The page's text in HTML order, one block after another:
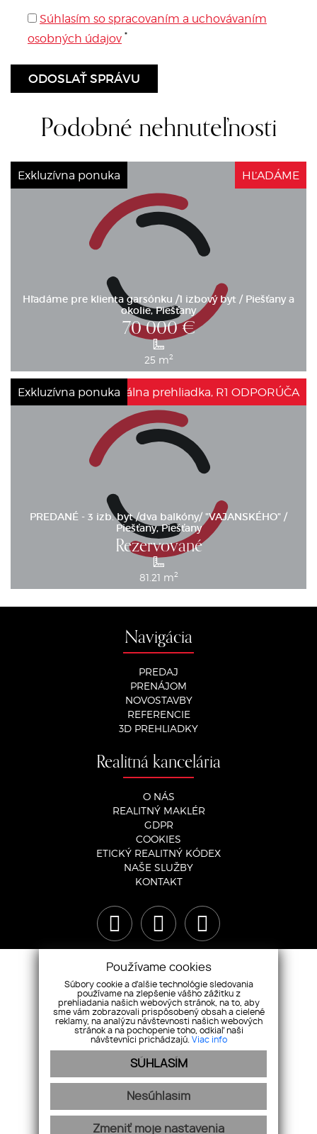
Súhlasím so spracovaním a uchovávaním
osobných údajov *
Podobné nehnuteľnosti
Exkluzívna ponuka
Hľadáme pre klienta garsónku /1 izbový byt / Piešťany a
okolie, Piešťany
70 000€
25 m2
HĽADÁME
Exkluzívna ponuka
PREDANÉ - 3 izb. byt /dva balkóny/ "VAJANSKÉHO" /
Piešťany, Piešťany
Rezervované
81.21 m2
Virtuálna prehliadka, R1 ODPORÚČA
Navigácia
PREDAJ
PRENÁJOM
NOVOSTAVBY
REFERENCIE
3D PREHLIADKY
Realitná kancelária
O NÁS
REALITNÝ MAKLÉR
GDPR
COOKIES
ETICKÝ REALITNÝ KÓDEX
NAŠE SLUŽBY
KONTAKT
+421 948 119 119| info@r1reality.sk
webdesign| webex.digital
Používame cookies
Súbory cookie a ďalšie technológie sledovania
používame na zlepšenie vášho zážitku z
prehliadania našich webových stránok, na to, aby
sme vám zobrazovali prispôsobený obsah a cielené
reklamy, na analýzu návštevnosti našich webových
stránok a na pochopenie toho, odkiaľ naši
návštevníci prichádzajú. Viac info
SÚHLASÍM
Nesúhlasím
Zmeniť moje nastavenia